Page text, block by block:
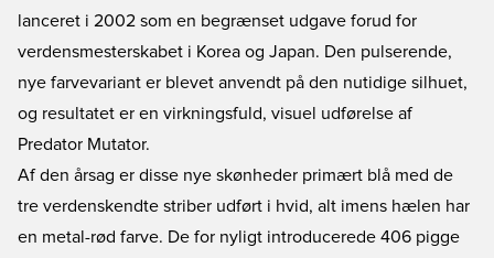
lanceret i 2002 som en begrænset udgave forud for
verdensmesterskabet i Korea og Japan. Den pulserende,
nye farvevariant er blevet anvendt på den nutidige silhuet,
og resultatet er en virkningsfuld, visuel udførelse af
Predator Mutator.
Af den årsag er disse nye skønheder primært blå med de
tre verdenskendte striber udført i hvid, alt imens hælen har
en metal-rød farve. De for nyligt introducerede 406 pigge